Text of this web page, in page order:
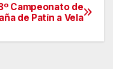
Campeonato de
de Patín a Vela